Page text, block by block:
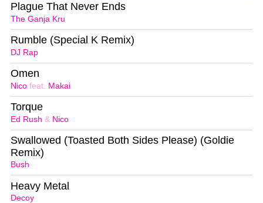
The Ganja Kru
Plague That Never Ends
DJ Rap
Rumble (Special K Remix)
Nico feat. Makai
Omen
Ed Rush & Nico
Torque
Bush
Swallowed (Toasted Both Sides Please) (Goldie
Remix)
Decoy
Heavy Metal